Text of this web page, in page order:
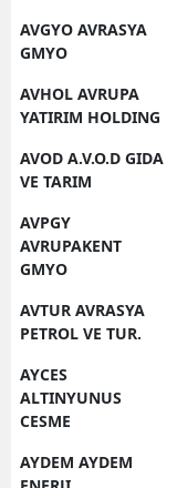
AVGYO AVRASYA
GMYO
AVHOL AVRUPA
YATIRIM HOLDING
AVOD A.V.O.D GIDA
VE TARIM
AVPGY
AVRUPAKENT
GMYO
AVTUR AVRASYA
PETROL VE TUR.
AYCES
ALTINYUNUS
CESME
AYDEM AYDEM